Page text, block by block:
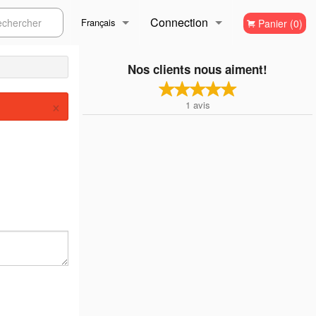
Français
English
Connection
Inscription
Panier (0)
Nos clients nous aiment!
1 avis
×